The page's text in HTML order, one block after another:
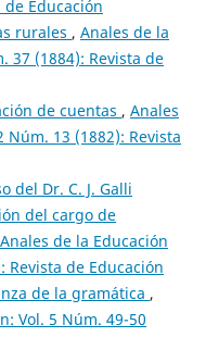
de Educación
rurales , Anales de la
37 (1884): Revista de
de cuentas , Anales
Núm. 13 (1882): Revista
del Dr. C. J. Galli
del cargo de
Anales de la Educación
Revista de Educación
de la gramática ,
Vol. 5 Núm. 49-50